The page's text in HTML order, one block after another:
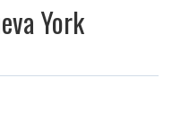
York